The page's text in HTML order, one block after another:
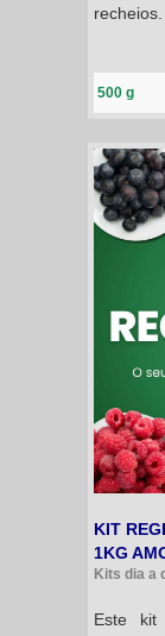
recheios.
500 g
KIT
1KG
Kits dia a
Este